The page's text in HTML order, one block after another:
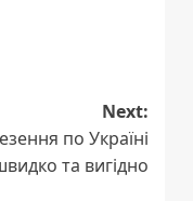
Next:
по Україні
та вигідно